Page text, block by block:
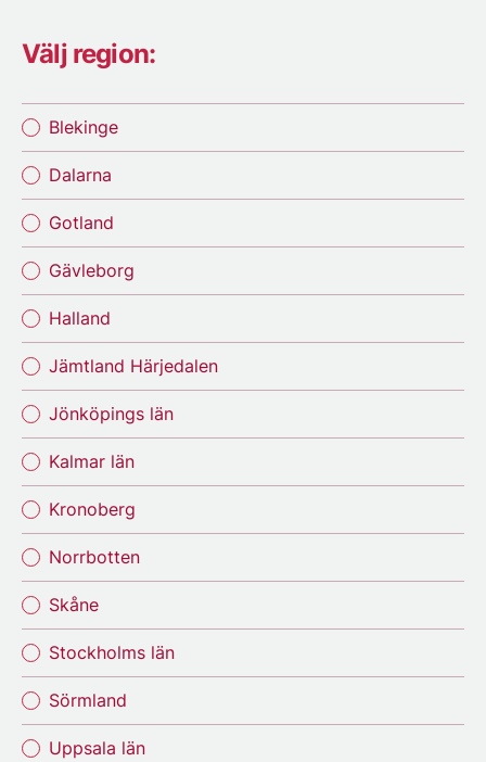
Välj region:
Blekinge
Dalarna
Gotland
Gävleborg
Halland
Jämtland Härjedalen
Jönköpings län
Kalmar län
Kronoberg
Norrbotten
Skåne
Stockholms län
Sörmland
Uppsala län